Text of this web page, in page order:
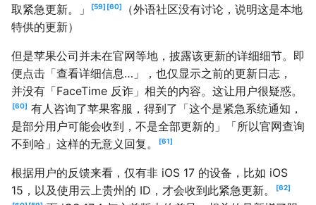
取紧急更新。」
59 60
（外语社区没有讨论，说明这是本地
特供的更新）
但是苹果公司并未在官网等地，披露该更新的详细细节。即
便点击「查看详细信息…」，也仅显示之前的更新日志，
并没有「FaceTime 反诈」相关的内容。这让用户很疑惑。
60
有人咨询了苹果客服，得到了「这个是紧急系统通知，
是部分用户可能会收到，不是全部更新的」「所以官网查询
不到哈」这样的无意义回复。
61
根据用户的反馈来看，仅有非 iOS 17 的设备，比如 iOS
15，以及使用云上贵州的 ID，才会收到此紧急更新。
62